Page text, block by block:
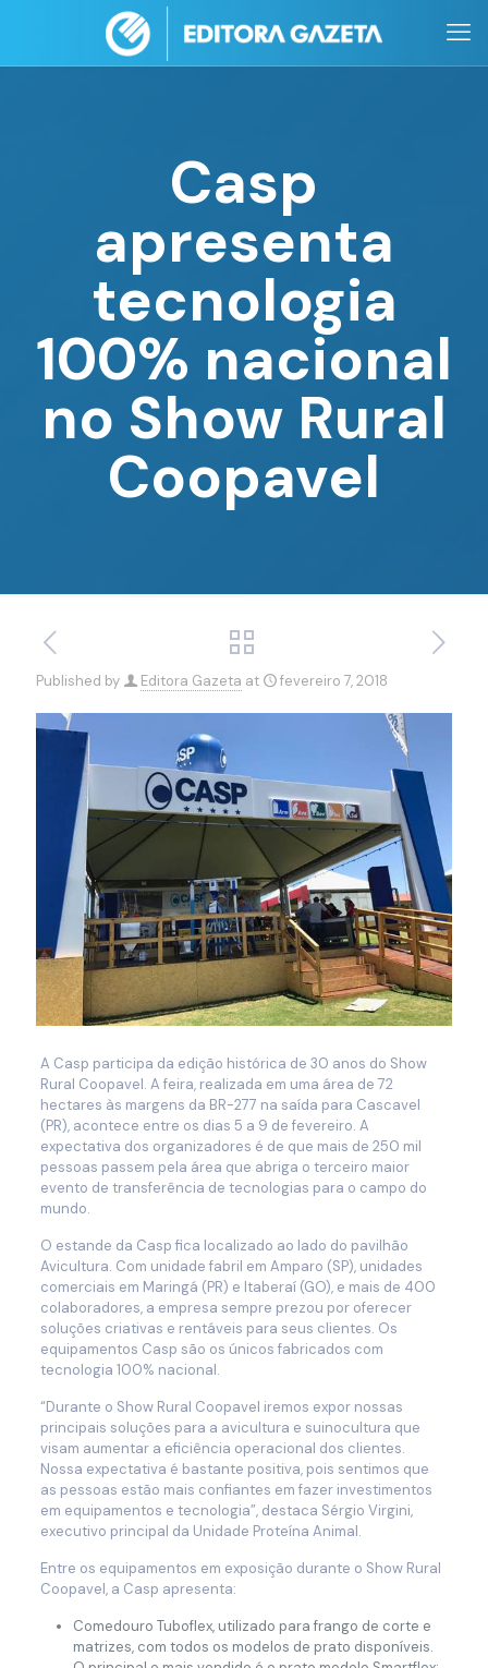
Casp
apresenta
tecnologia
100% nacional
no Show Rural
Coopavel
Published by Editora Gazeta at fevereiro 7, 2018
A Casp participa da edição histórica de 30 anos do Show
Rural Coopavel. A feira, realizada em uma área de 72
hectares às margens da BR-277 na saída para Cascavel
(PR), acontece entre os dias 5 a 9 de fevereiro. A
expectativa dos organizadores é de que mais de 250 mil
pessoas passem pela área que abriga o terceiro maior
evento de transferência de tecnologias para o campo do
mundo.
O estande da Casp fica localizado ao lado do pavilhão
Avicultura. Com unidade fabril em Amparo (SP), unidades
comerciais em Maringá (PR) e Itaberaí (GO), e mais de 400
colaboradores, a empresa sempre prezou por oferecer
soluções criativas e rentáveis para seus clientes. Os
equipamentos Casp são os únicos fabricados com
tecnologia 100% nacional.
“Durante o Show Rural Coopavel iremos expor nossas
principais soluções para a avicultura e suinocultura que
visam aumentar a eficiência operacional dos clientes.
Nossa expectativa é bastante positiva, pois sentimos que
as pessoas estão mais confiantes em fazer investimentos
em equipamentos e tecnologia”, destaca Sérgio Virgini,
executivo principal da Unidade Proteína Animal.
Entre os equipamentos em exposição durante o Show Rural
Coopavel, a Casp apresenta:
Comedouro Tuboflex, utilizado para frango de corte e
matrizes, com todos os modelos de prato disponíveis.